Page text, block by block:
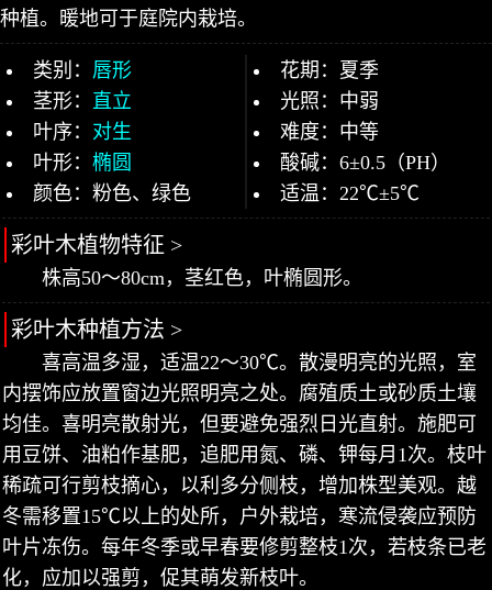
种植。暖地可于庭院内栽培。
类别： 唇形
茎形： 直立
叶序： 对生
叶形： 椭圆
颜色：粉色、绿色
花期：夏季
光照：中弱
难度：中等
酸碱：6±0.5（PH）
适温：22℃±5℃
彩叶木植物特征 >
株高50～80cm，茎红色，叶椭圆形。
彩叶木种植方法 >
喜高温多湿，适温22～30℃。散漫明亮的光照，室
内摆饰应放置窗边光照明亮之处。腐殖质土或砂质土壤
均佳。喜明亮散射光，但要避免强烈日光直射。施肥可
用豆饼、油粕作基肥，追肥用氮、磷、钾每月1次。枝叶
稀疏可行剪枝摘心，以利多分侧枝，增加株型美观。越
冬需移置15℃以上的处所，户外栽培，寒流侵袭应预防
叶片冻伤。每年冬季或早春要修剪整枝1次，若枝条已老
化，应加以强剪，促其萌发新枝叶。